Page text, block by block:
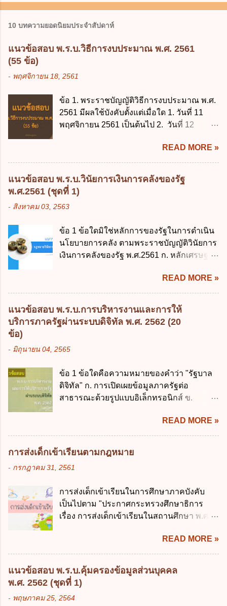
10 บทความยอดนิยมประจำสัปดาห์
แนวข้อสอบ พ.ร.บ.วิธีการงบประมาณ พ.ศ. 2561
(55 ข้อ)
- พฤศจิกายน 18, 2561
ข้อ 1. พระราชบัญญัติวิธีการงบประมาณ พ.ศ.
2561 มีผลใช้บังคับตั้งแต่เมื่อใด 1. วันที่ 11
พฤศจิกายน 2561 เป็นต้นไป 2. วันที่ 12
พฤศจิกายน 2561 เป็นต้นไป 4. วันที่ 14
พฤศจิกายน 2561 เป็นต้นไป ข้อ 2. พระราช
บัญญัติวิธีการงบประมาณ พ.ศ. 2561 ไม่ได้
ยกเลิกกฎหมายฉบับใด 1. พระราชบัญญัติวิธี
การงบประมาณ พ.ศ. 2502 2. พระราชบัญญัติ
วิธีการงบประมาณ (ฉบับที่ 3) พ.ศ. 2511 3.
พ.ศ. 2544 4. ประกาศของคณะปฏิวัติ ฉบับที่
203 ลงวันที่ 31 สิงหาคม 2515 ข้อ 3. ข้อใดไม่
ถูกต้อง 1. นายกรัฐมนตรีมีอำนาจออกกฎเพื่อ
ประมาณ พ.ศ. 2561 2. นายกรัฐมนตรีเป็นผู้
รักษาการตามพระราช บัญญัติวิธีการงบ
ประมาณ พ.ศ. 2561 3. รัฐมนตรีว่าการ
กระทรวงการคลัง เป็นผู้รักษาการตามพระ
โปร่งใสและตรวจสอบได้ ข้อ 4. พระราช
บัญญัติวิธีการงบประมาณ พ.ศ. 2561 บัญญัติ
ให้การบริหา...
READ MORE »
แนวข้อสอบ พ.ร.บ.วินัยการเงินการคลังของรัฐ
พ.ศ.2561 (ชุดที่ 1)
- สิงหาคม 03, 2563
ข้อ 1 ข้อใดมิใช่หลักการของรัฐในการดำเนิน
นโยบายการคลัง ตามพระราชบัญญัติวินัยการ
เงินการคลังของรัฐ พ.ศ.2561 ก. หลักเศรษฐกิจ
เศรษฐกิจ ค. หลักการพัฒนาทางเศรษฐกิจ
อย่างยั่งยืน ง. หลักความเป็นธรรมในสังคม ข้อ
2 สัดส่วนหนี้สาธารณะต่อผลิตภัณฑ์มวลรวม
ในประเทศเพื่อใช้เป็นกรอบในการบริหารหนี้
สาธารณะเป็นไปตามข้อใด ก. ไม่เกินร้อยละ 5
เกินร้อยละ 60 ข้อ 3 กฎหมายว่าด้วยวินัยการ
กฎหมายที่ให้จัดเก็บภาษีอากรหรือค่า
ธรรมเนียมเพิ่มขึ้นจากที่กำหนดไว้ในกฎหมาย
เพื่อการนำไปใช้จ่ายตามวัตถุประสงค์หรือเพื่อ
ข้อใด ก. เป็นไปตามความต้องการของชุมชน
ข. เพื่อป็นรายได้ขององค์กรปกครองส่วนท้อง
ถิ่น ค. มีเหตุจำเป็นหรือเหตุฉุกเฉินที่มิอาจหลีก
ปานกลางที่คณะรัฐมนตรีเห็นชอบแล้วไปใช้
ประกอบการพิจารณาในเรื่องต่อไปนี้ ยกเว้น
ข้อใด ก. การจัดเก็บหรือหารายได้ ข. การ
READ MORE »
แนวข้อสอบ พ.ร.บ.การบริหารงานและการให้
บริการภาครัฐผ่านระบบดิจิทัล พ.ศ. 2562 (20
ข้อ)
- มิถุนายน 04, 2565
ข้อ 1 ข้อใดคือความหมายของคำว่า "รัฐบาล
ดิจิทัล" ก. การเปิดเผยข้อมูลภาครัฐต่อ
สาธารณะด้วยรูปแบบอิเล็กทรอนิกส์ ข.
การบริหารงาน การให้บริการ การบูรณาการ
ข้อมูลภาครัฐ ค. วิธีการนำสัญลักษณ์ศูนย์และ
หนึ่ง เพื่อใช้สร้างระบบต่าง ๆ ง. สำนักงาน
พัฒนารัฐบาลดิจิทัล (องค์การมหาชน) ข้อ 2
การบริหารงานภาครัฐและการจัดทำบริการ
ดังต่อไปนี้ ยกเว้น ข้อใด ก. ให้มีการใช้ระบบ
ดิจิทัลอย่างคุ้มค่าและเต็มศักยภาพ ข. พัฒนา
โครงสร้างพื้นฐานด้านดิจิทัลที่จำเป็นให้เป็นไป
เครือข่ายดิจิทัล ง. เพิ่มประสิทธิภาคในการใช้
จ่ายงบประมาณให้เกิดความคุ้มค่าและเป็นไป
ตามเป้าหมาย ข้อ 3 ข้อใดกล่าวได้ถูกต้องที่สุด
เกี่ยวกับ "แผนพัฒนารัฐบาลดิจิทัล" ก. เป็นธร
READ MORE »
การส่งเด็กเข้าเรียนตามกฎหมาย
- กรกฎาคม 31, 2561
การส่งเด็กเข้าเรียนในการศึกษาภาคบังคับ
เป็นไปตาม "ประกาศกระทรวงศึกษาธิการ
เรื่อง การส่งเด็กเข้าเรียนในสถานศึกษา พ.ศ.
เรื่อง หลักเกณฑ์และวิธีการปฏิบัติสำหรับผู้ที่
มิใช่ผู้ปกครองซึ่งมีเด็กที่มีอายุในเกณฑ์การ
ศึกษาภาคบังคับอาศัยอยู่" ออกตามความใน
พระราชบัญญัติการศึกษาภาคบังคับ พ.ศ.
2545 ซึ่งเป็นกฎหมายที่มีโทษทางอาญา โดย
มีสาระสำคัญดังนี้ 1. คำว่า "เด็ก" หมายถึง เด็ก
READ MORE »
แนวข้อสอบ พ.ร.บ.คุ้มครองข้อมูลส่วนบุคคล
พ.ศ. 2562 (ชุดที่ 1)
- พฤษภาคม 25, 2564